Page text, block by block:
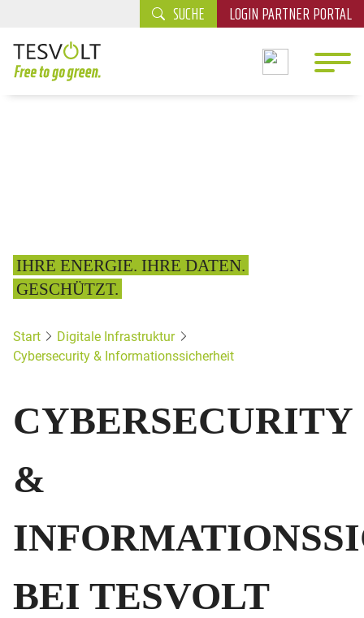
SUCHE LOGIN PARTNER PORTAL
IHRE ENERGIE. IHRE DATEN.
GESCHÜTZT.
Start
Digitale Infrastruktur
Cybersecurity & Informationssicherheit
CYBERSECURITY
&
BEI TESVOLT